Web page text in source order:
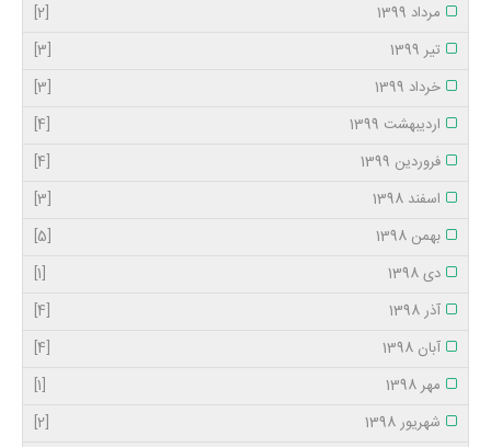
مرداد 1399
[2]
تیر 1399
[3]
خرداد 1399
[3]
اردیبهشت 1399
[4]
فروردین 1399
[4]
اسفند 1398
[3]
بهمن 1398
[5]
دی 1398
[1]
آذر 1398
[4]
آبان 1398
[4]
مهر 1398
[1]
شهریور 1398
[2]